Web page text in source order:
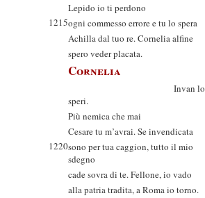
Lepido io ti perdono
1215ogni commesso errore e tu lo spera
Achilla dal tuo re. Cornelia alfine
spero veder placata.
Cornelia
Invan lo
speri.
Più nemica che mai
Cesare tu m’avrai. Se invendicata
1220sono per tua caggion, tutto il mio
sdegno
cade sovra di te. Fellone, io vado
alla patria tradita, a Roma io torno.